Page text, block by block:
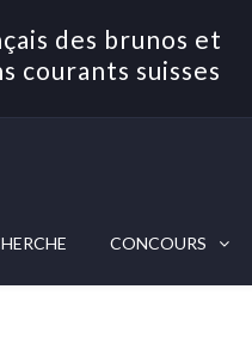
des brunos et
courants suisses
CONCOURS